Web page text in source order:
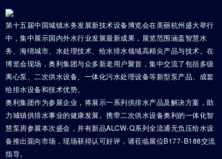
第十五届中国城镇水务发展新技术设备博览会在美丽杭州盛大举行
中，集中展示国内外水行业发展最新成果，展览范围涵盖智慧水
务、海绵城市、水处理技术、给水排水领域高精尖产品与技术。在
博览会现场，奥利集团与众多新老用户聚首，集中交流了包括多级
离心泵、二次供水设备、一体化污水处理设备等新型泵产品、成套
给排水设备和技术优势。
奥利集团作为参展企业，将展示一系列供排水产品及解决方案，助
力城镇供排水事业的健康发展。携带二次供水设备奥利的一体化智
慧泵房参展本次盛会，并有新品ALCW-Q系列全流通无负压给水设
备推出面向市场，现场获得认可好评，请莅临展位B177-B188交流
指导。